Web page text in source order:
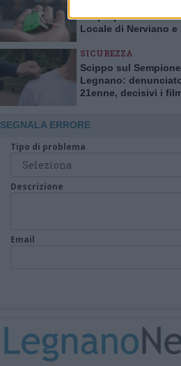
del proprietario: la
Locale di Nerviano e
SICUREZZA
Scippo sul
Legnano:
21enne, decisivi i
SEGNALA ERRORE
Tipo di problema
Descrizione
Email